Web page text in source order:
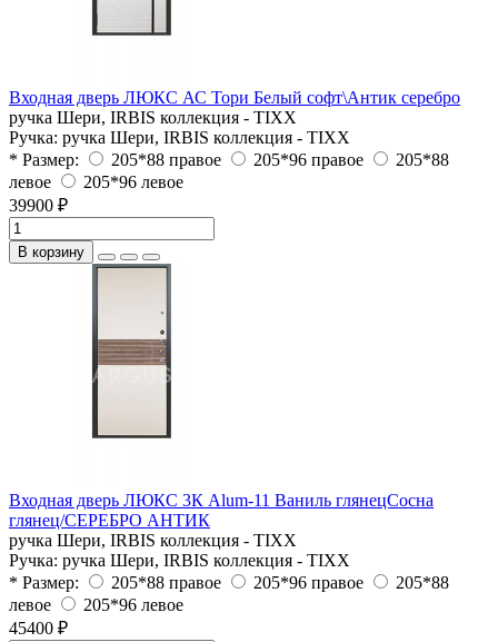
Входная дверь ЛЮКС АС Тори Белый софт\Антик серебро
ручка Шери, IRBIS коллекция - TIXX
Ручка: ручка Шери, IRBIS коллекция - TIXX
* Размер:
205*88 правое 205*96 правое
205*88
левое
205*96 левое
39900 ₽
В корзину
Входная дверь ЛЮКС 3К Alum-11 Ваниль глянецСосна
глянец/СЕРЕБРО АНТИК
ручка Шери, IRBIS коллекция - TIXX
Ручка: ручка Шери, IRBIS коллекция - TIXX
* Размер:
205*88 правое 205*96 правое
205*88
левое
205*96 левое
45400 ₽